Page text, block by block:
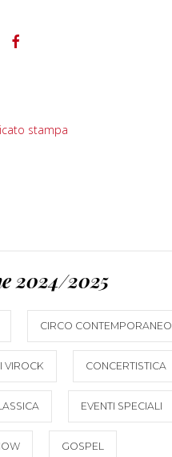
stampa
2024/2025
CIRCO CONTEMPORANEO
VIROCK CONCERTISTICA
EVENTI SPECIALI
GOSPEL